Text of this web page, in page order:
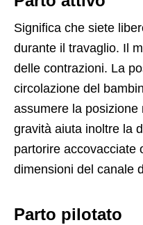
Significa che siete
durante il travaglio. Il
delle contrazioni. La
circolazione del
assumere la
gravità aiuta inoltre la
partorire accovacciate
dimensioni del canale
Parto pilotato